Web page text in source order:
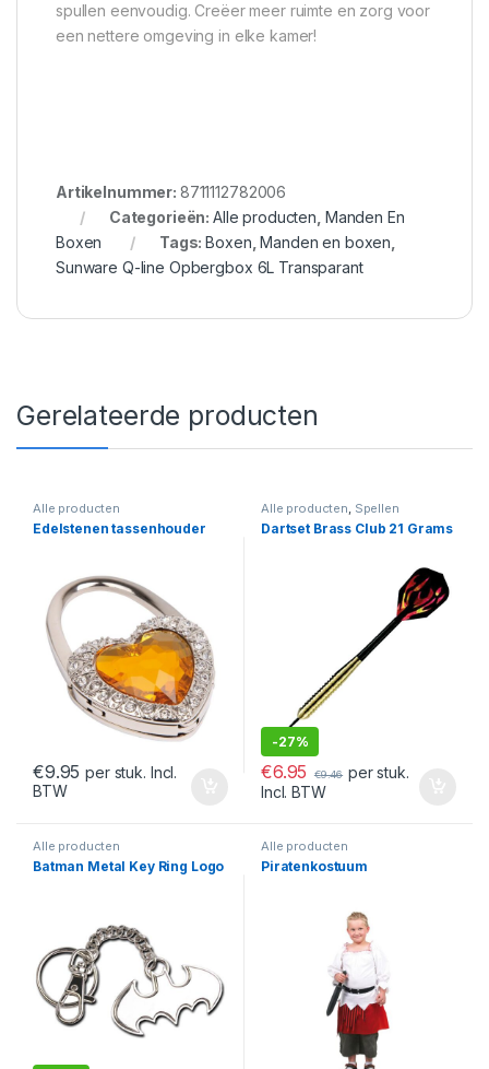
spullen eenvoudig. Creëer meer ruimte en zorg voor
een nettere omgeving in elke kamer!
Artikelnummer: 8711112782006
Categorieën:Alle producten Manden En
Boxen
Tags:Boxen ,Manden en boxen
Sunware Q-line Opbergbox 6L Transparant
Gerelateerde producten
Alle producten
Edelstenen tassenhouder
€9.95 per stuk. Incl.
BTW
Alle producten, Spellen
Dartset Brass Club 21 Grams
-27%
€6.95 €9.46 per stuk.
Incl. BTW
Alle producten
Batman Metal Key Ring Logo
Alle producten
Piratenkostuum